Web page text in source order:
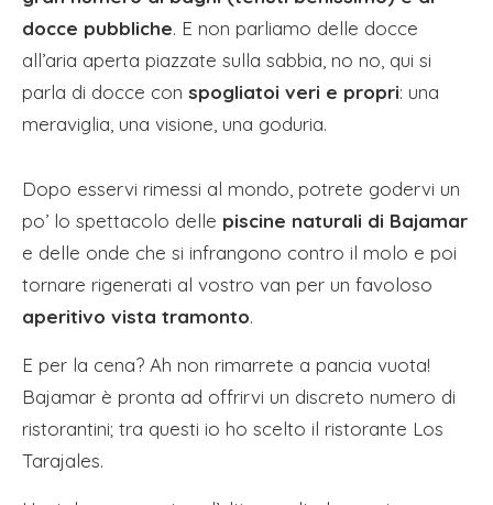
docce pubbliche. E non parliamo delle docce
all’aria aperta piazzate sulla sabbia, no no, qui si
parla di docce con spogliatoi veri e propri: una
meraviglia, una visione, una goduria.
Dopo esservi rimessi al mondo, potrete godervi un
po’ lo spettacolo delle piscine naturali di Bajamar
e delle onde che si infrangono contro il molo e poi
tornare rigenerati al vostro van per un favoloso
aperitivo vista tramonto.
E per la cena? Ah non rimarrete a pancia vuota!
Bajamar è pronta ad offrirvi un discreto numero di
ristorantini; tra questi io ho scelto il ristorante Los
Tarajales.